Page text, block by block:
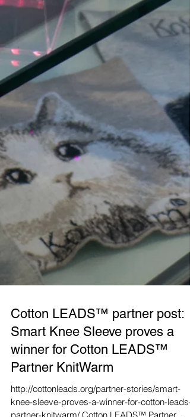
Cotton LEADS™ partner post:
Smart Knee Sleeve proves a
winner for Cotton LEADS™
Partner KnitWarm
http://cottonleads.org/partner-stories/smart-